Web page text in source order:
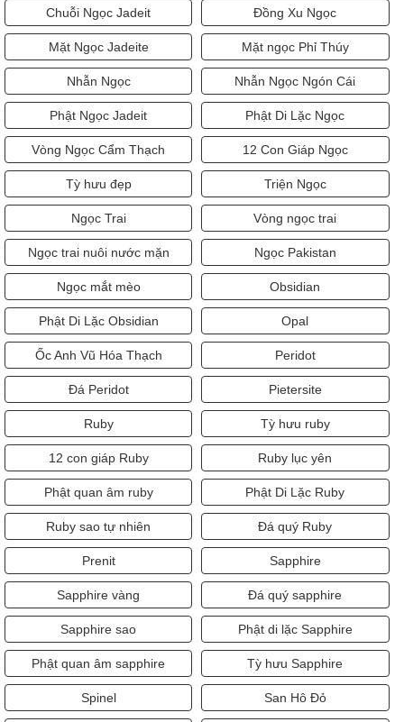
Chuỗi Ngọc Jadeit Đồng Xu Ngọc
Mặt Ngọc Jadeite Mặt ngọc Phỉ Thúy
Nhẫn Ngọc Nhẫn Ngọc Ngón Cái
Phật Ngọc Jadeit Phật Di Lặc Ngọc
Vòng Ngọc Cẩm Thạch 12 Con Giáp Ngọc
Tỳ hưu đẹp Triện Ngọc
Ngọc Trai Vòng ngọc trai
Ngọc trai nuôi nước mặn Ngọc Pakistan
Ngọc mắt mèo Obsidian
Phật Di Lặc Obsidian Opal
Ốc Anh Vũ Hóa Thạch Peridot
Đá Peridot Pietersite
Ruby Tỳ hưu ruby
12 con giáp Ruby Ruby lục yên
Phật quan âm ruby Phật Di Lặc Ruby
Ruby sao tự nhiên Đá quý Ruby
Prenit Sapphire
Sapphire vàng Đá quý sapphire
Sapphire sao Phật di lặc Sapphire
Phật quan âm sapphire Tỳ hưu Sapphire
Spinel San Hô Đỏ